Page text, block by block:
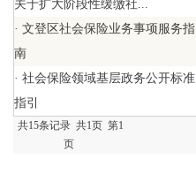
关于扩大阶段性缓缴社...
· 文登区社会保险业务事项服务指
南
· 社会保险领域基层政务公开标准
指引
共15条记录 共1页 第1
页